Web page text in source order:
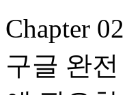
Chapter
구글 완